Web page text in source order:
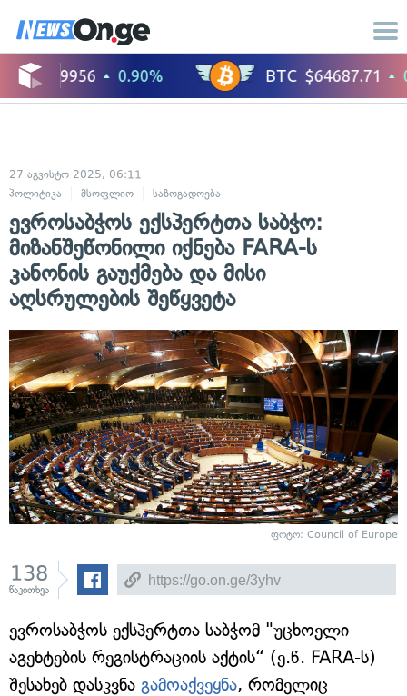
27 აგვისტო 2025, 06:11
პოლიტიკა
მსოფლიო საზოგადოება
ევროსაბჭოს ექსპერტთა საბჭო:
მიზანშეწონილი იქნება FARA-ს
კანონის გაუქმება და მისი
აღსრულების შეწყვეტა
ფოტო: Council of Europe
138
წაკითხვა
ევროსაბჭოს ექსპერტთა საბჭომ "უცხოელი
აგენტების რეგისტრაციის აქტის“ (ე.წ. FARA-ს)
შესახებ დასკვნა გამოაქვეყნა, რომელიც